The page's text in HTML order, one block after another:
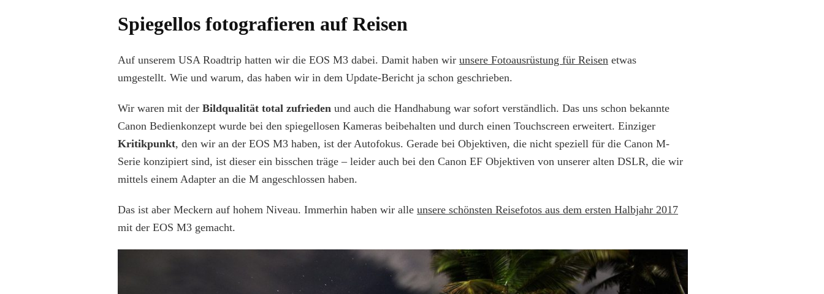
Spiegellos fotografieren auf Reisen
Auf unserem USA Roadtrip hatten wir die EOS M3 dabei. Damit haben wir unsere Fotoausrüstung für Reisen etwas
umgestellt. Wie und warum, das haben wir in dem Update-Bericht ja schon geschrieben.
Wir waren mit der Bildqualität total zufrieden und auch die Handhabung war sofort verständlich. Das uns schon bekannte
Canon Bedienkonzept wurde bei den spiegellosen Kameras beibehalten und durch einen Touchscreen erweitert. Einziger
Kritikpunkt, den wir an der EOS M3 haben, ist der Autofokus. Gerade bei Objektiven, die nicht speziell für die Canon M-
Serie konzipiert sind, ist dieser ein bisschen träge – leider auch bei den Canon EF Objektiven von unserer alten DSLR, die wir
mittels einem Adapter an die M angeschlossen haben.
Das ist aber Meckern auf hohem Niveau. Immerhin haben wir alle unsere schönsten Reisefotos aus dem ersten Halbjahr 2017
mit der EOS M3 gemacht.